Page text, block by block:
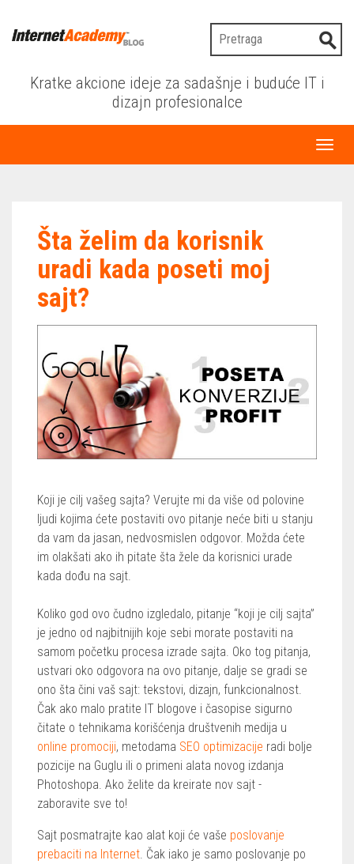
Kratke akcione ideje za sadašnje i buduće IT i
dizajn profesionalce
Šta želim da korisnik
uradi kada poseti moj
sajt?
Koji je cilj vašeg sajta? Verujte mi da više od polovine
ljudi kojima ćete postaviti ovo pitanje neće biti u stanju
da vam da jasan, nedvosmislen odgovor. Možda ćete
im olakšati ako ih pitate šta žele da korisnici urade
kada dođu na sajt.
Koliko god ovo čudno izgledalo, pitanje “koji je cilj sajta”
je jedno od najbitnijih koje sebi morate postaviti na
samom početku procesa izrade sajta. Oko tog pitanja,
ustvari oko odgovora na ovo pitanje, dalje se gradi se
ono šta čini vaš sajt: tekstovi, dizajn, funkcionalnost.
Čak ako malo pratite IT blogove i časopise sigurno
čitate o tehnikama korišćenja društvenih medija u
online promociji, metodama SEO optimizacije radi bolje
pozicije na Guglu ili o primeni alata novog izdanja
Photoshopa. Ako želite da kreirate nov sajt -
zaboravite sve to!
Sajt posmatrajte kao alat koji će vaše poslovanje
prebaciti na Internet . Čak iako je samo poslovanje po